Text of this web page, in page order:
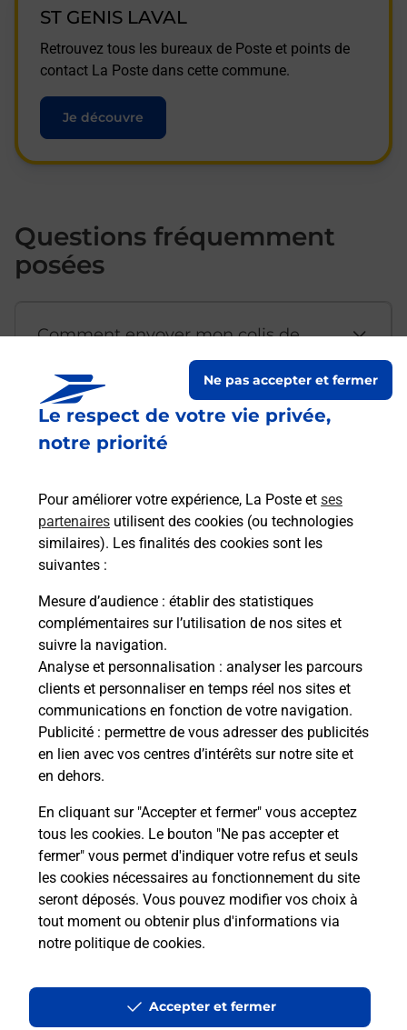
Le respect de votre vie privée,
notre priorité
Pour améliorer votre expérience, La Poste et ses
partenaires utilisent des cookies (ou technologies
similaires). Les finalités des cookies sont les
suivantes :
Mesure d’audience : établir des statistiques
complémentaires sur l’utilisation de nos sites et
suivre la navigation.
Analyse et personnalisation : analyser les parcours
clients et personnaliser en temps réel nos sites et
communications en fonction de votre navigation.
Publicité : permettre de vous adresser des publicités
en lien avec vos centres d’intérêts sur notre site et
en dehors.
En cliquant sur "Accepter et fermer" vous acceptez
tous les cookies. Le bouton "Ne pas accepter et
fermer" vous permet d'indiquer votre refus et seuls
les cookies nécessaires au fonctionnement du site
seront déposés. Vous pouvez modifier vos choix à
tout moment ou obtenir plus d'informations via
notre politique de cookies.
Ne pas accepter et fermer
Accepter et fermer
ST GENIS LAVAL
Retrouvez tous les bureaux de Poste et points de
contact La Poste dans cette commune.
Je découvre
Questions fréquemment
posées
Comment envoyer mon colis de
Est-il possible d’acheter un
emballage directement depuis un
Comment demander une
modification de livraison ?
Comment La Poste participe-t-elle
à votre sécurité au quotidien ?
Puis-je passer mon code de la route
avec La Poste et sous quelles
conditions ?
Localiser Liste Rhône IRIGNY
Accessibilité : partiellement conforme